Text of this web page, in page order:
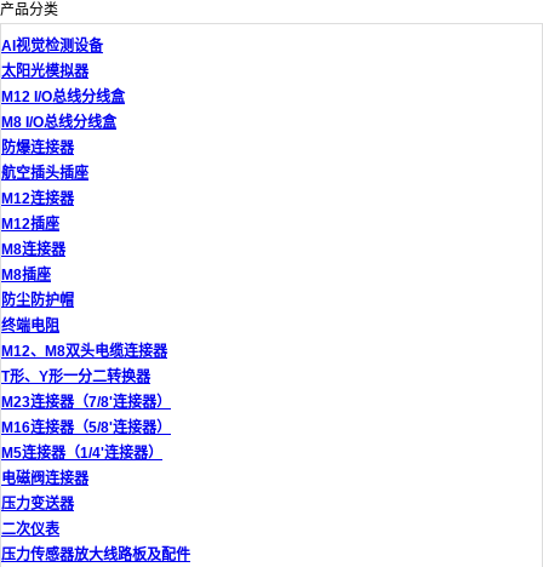
产品分类
AI视觉检测设备
太阳光模拟器
M12 I/O总线分线盒
M8 I/O总线分线盒
防爆连接器
航空插头插座
M12连接器
M12插座
M8连接器
M8插座
防尘防护帽
终端电阻
M12、M8双头电缆连接器
T形、Y形一分二转换器
M23连接器（7/8'连接器）
M16连接器（5/8'连接器）
M5连接器（1/4'连接器）
电磁阀连接器
压力变送器
二次仪表
压力传感器放大线路板及配件